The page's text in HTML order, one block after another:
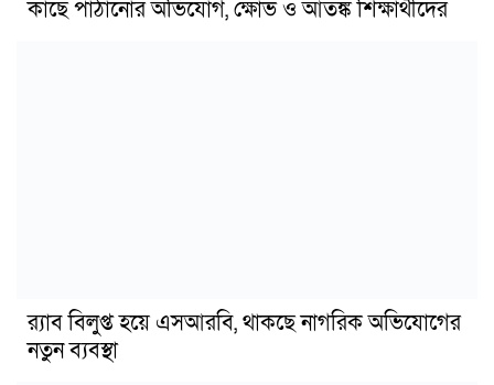
কাছে পাঠানোর অভিযোগ, ক্ষোভ ও আতঙ্ক শিক্ষার্থীদের
র‍্যাব বিলুপ্ত হয়ে এসআরবি, থাকছে নাগরিক অভিযোগের
নতুন ব্যবস্থা